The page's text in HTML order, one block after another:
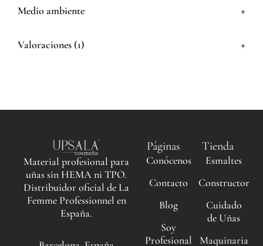
Medio ambiente +
Valoraciones (1) +
Material profesional para
uñas sin HEMA ni TPO.
Distribuidor oficial de La
Femme Professionnel en
España.
Páginas
Conócenos
Contacto
Blog
Soy
Profesional
Tienda
Esmaltes
Constructor
Cuidado
de Uñas
Maquinaria